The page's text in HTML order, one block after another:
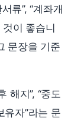
류”, “계좌개
이 좋습니
문장을 기준
해지”, “중도
유자”라는 문